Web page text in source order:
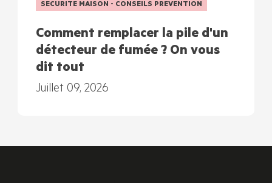
SECURITE MAISON - CONSEILS PREVENTION
Comment remplacer la pile d'un
détecteur de fumée ? On vous
dit tout
Juillet 09, 2026